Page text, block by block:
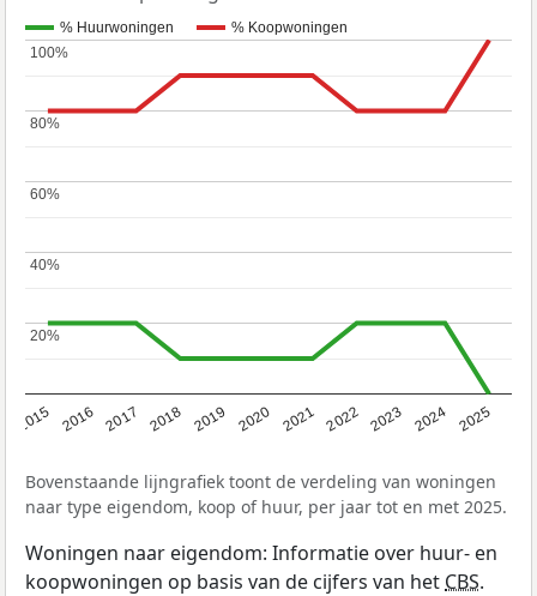
% Huurwoningen % Koopwoningen
2015 2016 2017 2018 2019 2020 2021 2022 2023 2024 2025
20%
20%
40%
40%
60%
60%
80%
80%
100%
100%
Bovenstaande lijngrafiek toont de verdeling van woningen
naar type eigendom, koop of huur, per jaar tot en met 2025.
Woningen naar eigendom: Informatie over huur- en
koopwoningen op basis van de cijfers van het CBS.